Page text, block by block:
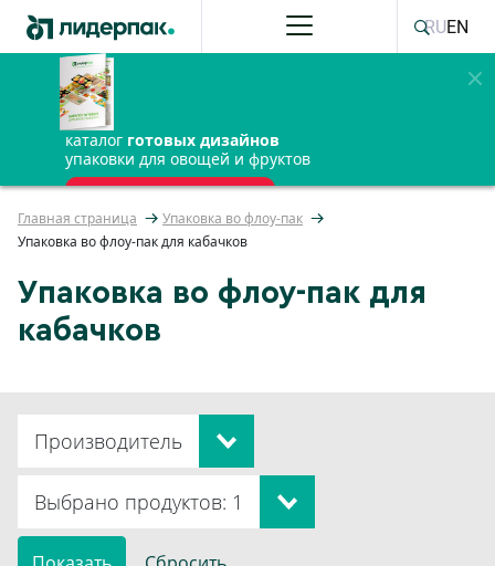
каталог готовых дизайнов
упаковки для овощей и фруктов
ПОЛУЧИТЬ БЕСПЛАТНО
RUEN
Главная страница
Упаковка во флоу-пак
Упаковка во флоу-пак для кабачков
Упаковка во флоу-пак для
кабачков
Производитель
Выбрано продуктов: 1